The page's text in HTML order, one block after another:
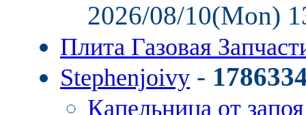
2026/08/10(Mon)
Плита Газовая
Stephenjoivy -
Капельница от запоя